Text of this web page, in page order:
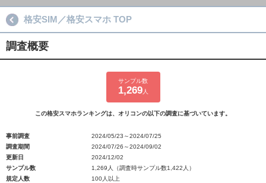
格安SIM／格安スマホ TOP
調査概要
サンプル数
1,269人
この格安スマホランキングは、オリコンの以下の調査に基づいています。
事前調査
2024/05/23～2024/07/25
調査期間
2024/07/26～2024/09/02
更新日
2024/12/02
サンプル数
1,269人（調査時サンプル数1,422人）
規定人数
100人以上